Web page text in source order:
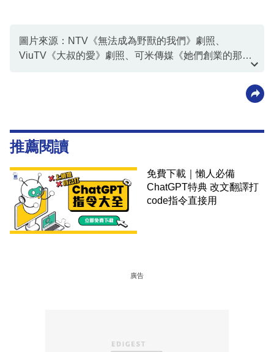
圖片來源：NTV《無法成為野獸的我們》劇照、
ViuTV《大叔的愛》劇照、可米傳媒《她們創業的那些
推薦閱讀
免費下載｜懶人必備
ChatGPT特典 改文翻譯打
code指令直接用
廣告